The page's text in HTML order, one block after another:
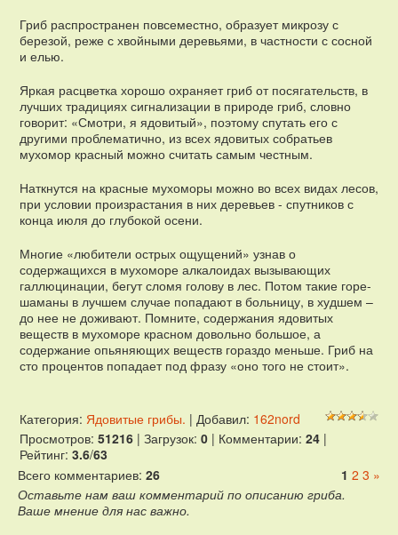
Гриб распространен повсеместно, образует микрозу с
березой, реже с хвойными деревьями, в частности с сосной
и елью.
Яркая расцветка хорошо охраняет гриб от посягательств, в
лучших традициях сигнализации в природе гриб, словно
говорит: «Смотри, я ядовитый», поэтому спутать его с
другими проблематично, из всех ядовитых собратьев
мухомор красный можно считать самым честным.
Наткнутся на красные мухоморы можно во всех видах лесов,
при условии произрастания в них деревьев - спутников с
конца июля до глубокой осени.
Многие «любители острых ощущений» узнав о
содержащихся в мухоморе алкалоидах вызывающих
галлюцинации, бегут сломя голову в лес. Потом такие горе-
шаманы в лучшем случае попадают в больницу, в худшем –
до нее не доживают. Помните, содержания ядовитых
веществ в мухоморе красном довольно большое, а
содержание опьяняющих веществ гораздо меньше. Гриб на
сто процентов попадает под фразу «оно того не стоит».
Категория: Ядовитые грибы. | Добавил: 162nord
Просмотров: 51216 | Загрузок: 0 | Комментарии: 24 |
Рейтинг: 3.6/63
Всего комментариев: 26 1 2 3 »
Оставьте нам ваш комментарий по описанию гриба.
Ваше мнение для нас важно.